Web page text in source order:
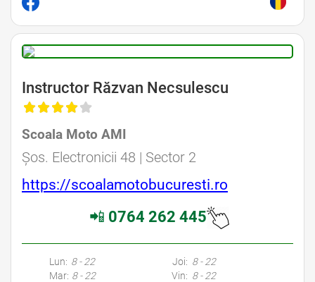
Instructor Răzvan Necsulescu
Scoala Moto AMI
Șos. Electronicii 48 | Sector 2
https://scoalamotobucuresti.ro
📲 0764 262 445
Lun: 8 - 22
Mar: 8 - 22
Joi: 8 - 22
Vin: 8 - 22